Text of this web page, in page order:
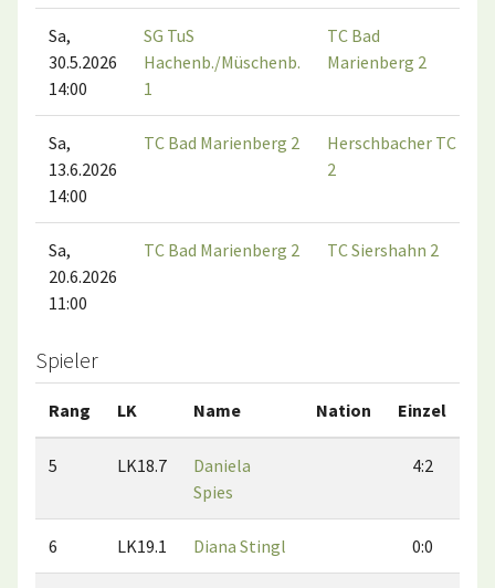
Sa,
30.5.2026
14:00
SG TuS
Hachenb./Müschenb.
1
TC Bad
Marienberg 2
Sa,
13.6.2026
14:00
TC Bad Marienberg 2
Herschbacher TC
2
Sa,
20.6.2026
11:00
TC Bad Marienberg 2 TC Siershahn 2
Spieler
Rang LK Name Nation Einzel
5 LK18.7
Daniela
Spies
4:2
6 LK19.1 Diana Stingl 0:0